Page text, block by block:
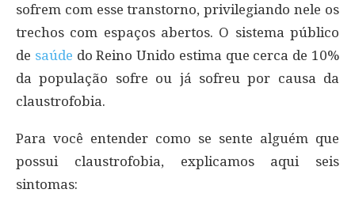
sofrem com esse transtorno, privilegiando nele os
trechos com espaços abertos. O sistema público
de saúde do Reino Unido estima que cerca de 10%
da população sofre ou já sofreu por causa da
claustrofobia.
Para você entender como se sente alguém que
possui claustrofobia, explicamos aqui seis
sintomas: